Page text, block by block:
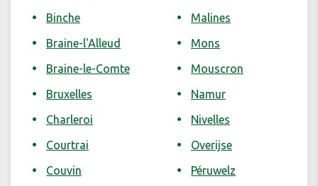
Binche
Braine-l'Alleud
Braine-le-Comte
Bruxelles
Charleroi
Courtrai
Couvin
Malines
Mons
Mouscron
Namur
Nivelles
Overijse
Péruwelz